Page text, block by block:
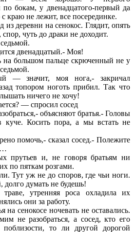
по бокам, у двенадцатого-первый да
не лежит, все посерединке.
из деревни на сенокос. Глядит, опять
чуть до драки не доходит.
двенадцатый.- Моя!
большом пальце скрюченный не у
— значит, моя нога,- закричал
топором ноготь прибил. Так что
ничего не хочу!
— спросил сосед
объясняют братья.- Головы
куче. Косить пора, а мы встать не
помочь,- сказал сосед.- Полежите
прутьев и, не говоря братьям ни
по пяткам розгами.
Тут уж не до споров, где чьи ноги.
долго думать не будешь!
утренняя роса охладила их
они за работу.
на сенокосе ночевать не оставались.
не разобраться, а сосед, кто его
то ли другой дорогой